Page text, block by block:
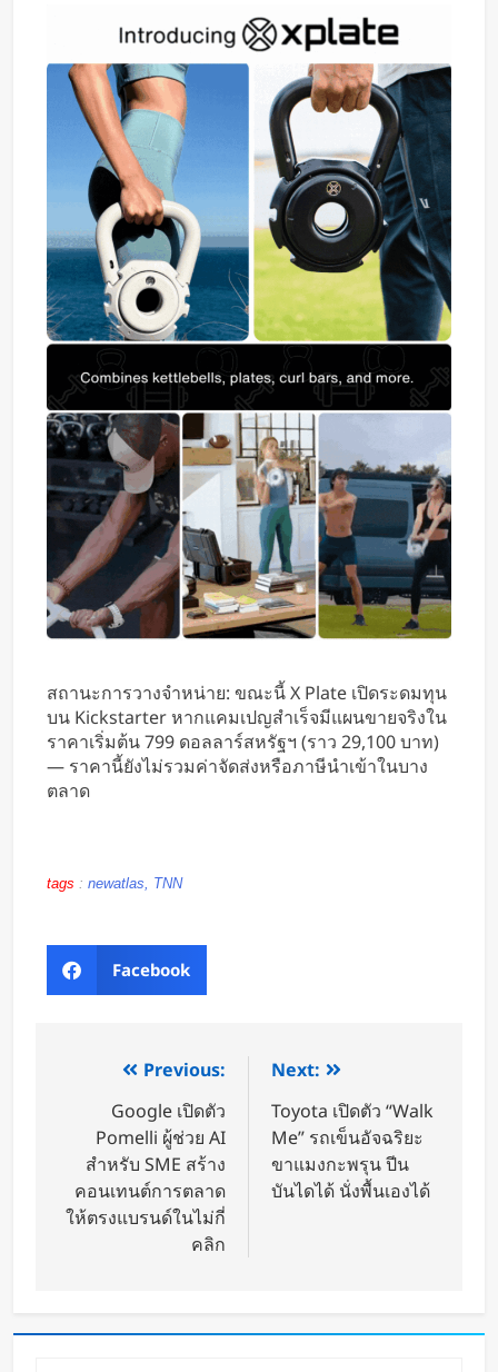
สถานะการวางจำหน่าย: ขณะนี้ X Plate เปิดระดมทุน
บน Kickstarter หากแคมเปญสำเร็จมีแผนขายจริงใน
ราคาเริ่มต้น 799 ดอลลาร์สหรัฐฯ (ราว 29,100 บาท)
— ราคานี้ยังไม่รวมค่าจัดส่งหรือภาษีนำเข้าในบาง
ตลาด
tags : newatlas, TNN
Facebook
Previous:
Google เปิดตัว
Pomelli ผู้ช่วย AI
สำหรับ SME สร้าง
คอนเทนต์การตลาด
ให้ตรงแบรนด์ในไม่กี่
คลิก
Next:
Toyota เปิดตัว “Walk
Me” รถเข็นอัจฉริยะ
ขาแมงกะพรุน ปีน
บันไดได้ นั่งพื้นเองได้